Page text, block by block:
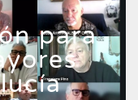
para